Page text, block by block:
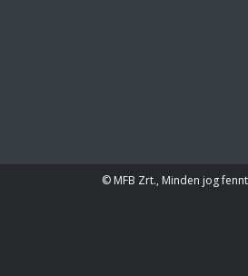
© MFB Zrt., Minden jog